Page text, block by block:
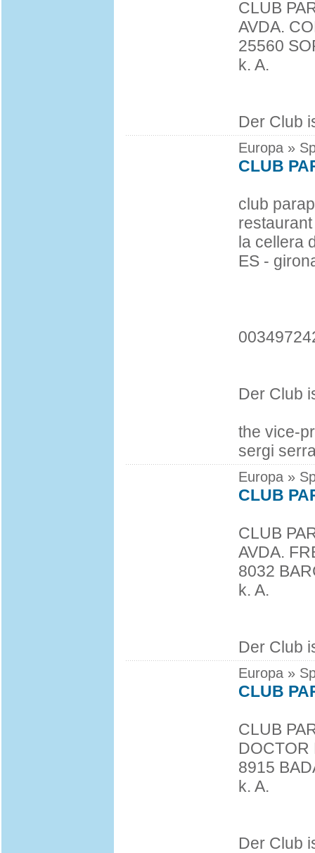
CLUB
AVDA.
25560
k. A.
Der Club
Europa »
CLUB
club
la cellera
ES -
Der Club
the vice-
sergi
Europa »
CLUB
CLUB
AVDA.
8032
k. A.
Der Club
Europa »
CLUB
CLUB
DOCTOR
8915
k. A.
Der Club